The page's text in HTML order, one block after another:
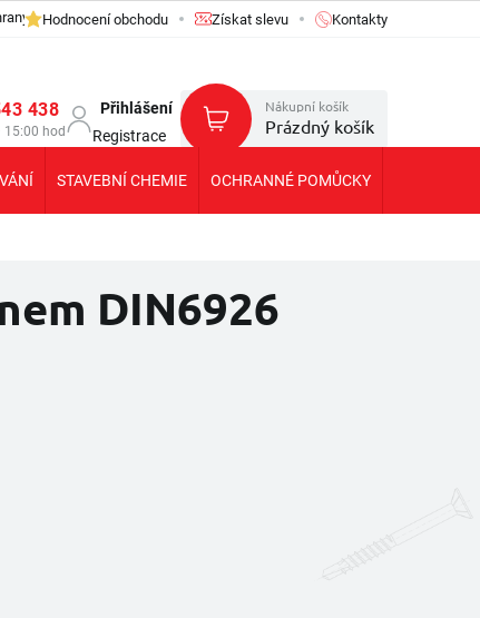
osobních údajů GDPR
Hodnocení obchodu Získat slevu Kontakty
438
15:00 hod
Přihlášení
Registrace
Nákupní košík
Prázdný košík
STAVEBNÍ CHEMIE OCHRANNÉ POMŮCKY
DIN6926